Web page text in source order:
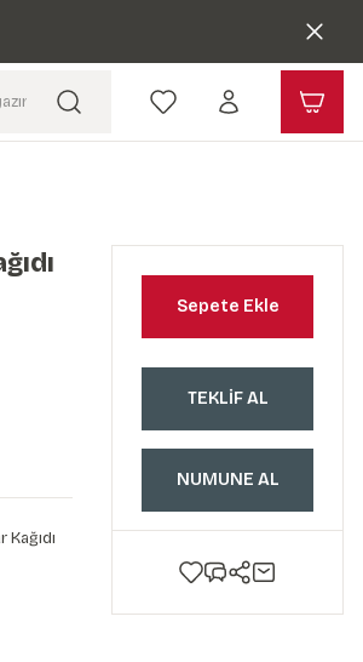
Sepete Ekle
TEKLİF AL
NUMUNE AL